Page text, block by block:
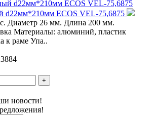
d22мм*210мм ECOS VEL-75,6875
Диаметр 26 мм. Длина 200 мм.
Материалы: алюминий, пластик
к раме Упа..
+
новости!